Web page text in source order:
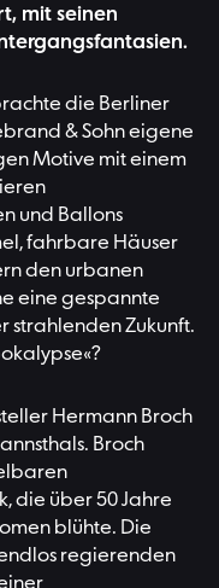
mit seinen
die Berliner
& Sohn eigene
Motive mit einem
und Ballons
fahrbare Häuser
den urbanen
eine gespannte
strahlenden Zukunft.
Hermann Broch
Broch
die über 50 Jahre
blühte. Die
regierenden